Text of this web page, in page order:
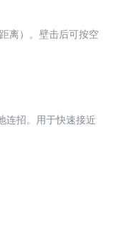
离）。壁击后可按空
招。用于快速接近